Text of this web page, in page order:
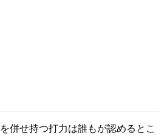
併せ持つ打力は誰もが認めるとこ